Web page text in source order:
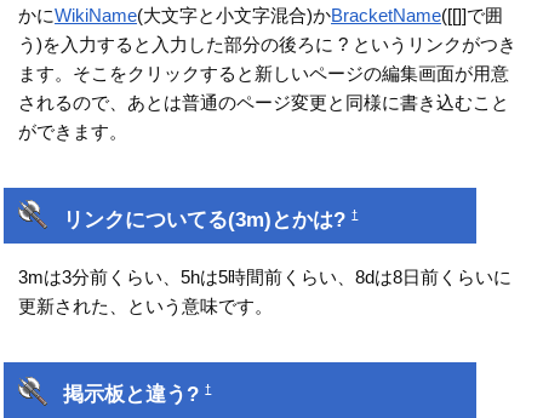
かにWikiName(大文字と小文字混合)かBracketName([[]]で囲
う)を入力すると入力した部分の後ろに ? というリンクがつき
ます。そこをクリックすると新しいページの編集画面が用意
されるので、あとは普通のページ変更と同様に書き込むこと
ができます。
リンクについてる(3m)とかは?†
3mは3分前くらい、5hは5時間前くらい、8dは8日前くらいに
更新された、という意味です。
掲示板と違う?†